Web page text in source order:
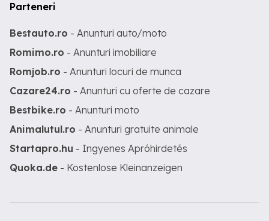
Parteneri
Bestauto.ro - Anunturi auto/moto
Romimo.ro - Anunturi imobiliare
Romjob.ro - Anunturi locuri de munca
Cazare24.ro - Anunturi cu oferte de cazare
Bestbike.ro - Anunturi moto
Animalutul.ro - Anunturi gratuite animale
Startapro.hu - Ingyenes Apróhirdetés
Quoka.de - Kostenlose Kleinanzeigen